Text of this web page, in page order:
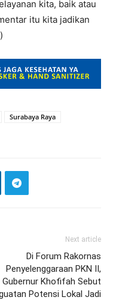
kita, baik atau
itu kita jadikan
Surabaya Raya
Next article
Di Forum Rakornas
Penyelenggaraan PKN II,
Gubernur Khofifah Sebut
Potensi Lokal Jadi